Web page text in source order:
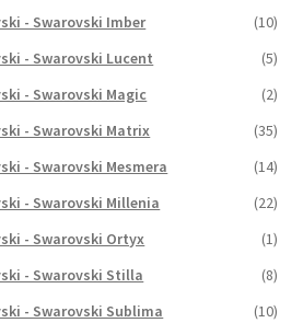
- Swarovski Imber
(10)
- Swarovski Lucent
(5)
- Swarovski Magic
(2)
- Swarovski Matrix
(35)
- Swarovski Mesmera
(14)
- Swarovski Millenia
(22)
- Swarovski Ortyx
(1)
- Swarovski Stilla
(8)
- Swarovski Sublima
(10)